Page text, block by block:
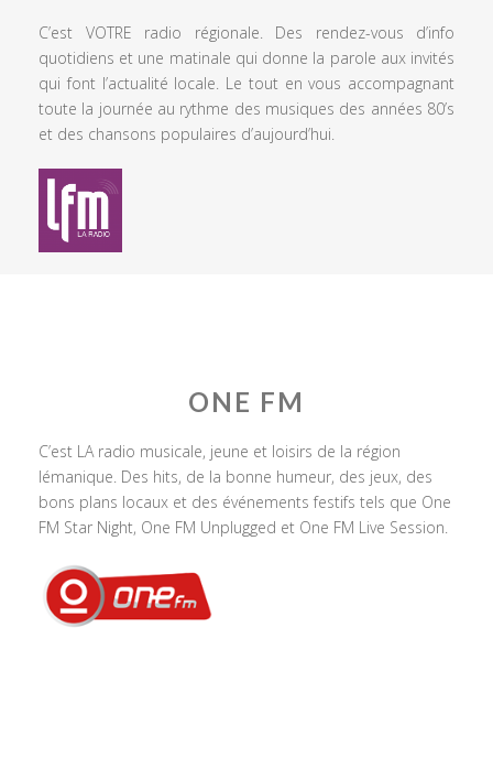
C’est VOTRE radio régionale. Des rendez-vous d’info
quotidiens et une matinale qui donne la parole aux invités
qui font l’actualité locale. Le tout en vous accompagnant
toute la journée au rythme des musiques des années 80’s
et des chansons populaires d’aujourd’hui.
ONE FM
C’est LA radio musicale, jeune et loisirs de la région
lémanique. Des hits, de la bonne humeur, des jeux, des
bons plans locaux et des événements festifs tels que One
FM Star Night, One FM Unplugged et One FM Live Session.